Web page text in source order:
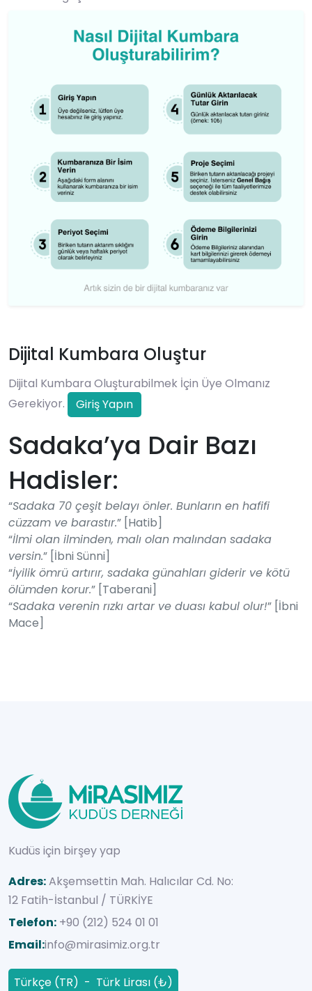
Dijital Kumbara Oluştur
Dijital Kumbara Oluşturabilmek İçin Üye Olmanız
Gerekiyor.
Giriş Yapın
Sadaka’ya Dair Bazı
Hadisler:
“Sadaka 70 çeşit belayı önler. Bunların en hafifi
cüzzam ve barastır.” [Hatib]
“İlmi olan ilminden, malı olan malından sadaka
versin.” [İbni Sünni]
“İyilik ömrü artırır, sadaka günahları giderir ve kötü
ölümden korur.” [Taberani]
“Sadaka verenin rızkı artar ve duası kabul olur!” [İbni
Mace]
Kudüs için birşey yap
Adres:Akşemsettin Mah. Halıcılar Cd. No:
12 Fatih-İstanbul / TÜRKİYE
Telefon: +90 (212) 524 01 01
Email:info@mirasimiz.org.tr
Türkçe (TR) - Türk Lirası (₺)